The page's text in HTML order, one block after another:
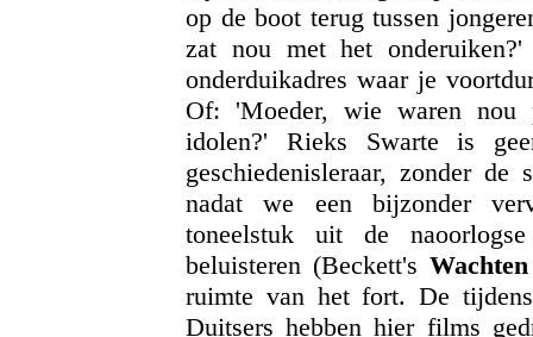
op de boot terug tussen
zat nou met het
onderduikadres waar je
Of: 'Moeder, wie waren nou
idolen?' Rieks Swarte is
geschiedenisleraar, zonder
nadat we een bijzonder
toneelstuk uit de
beluisteren (Beckett's
ruimte van het fort. De
Duitsers hebben hier films